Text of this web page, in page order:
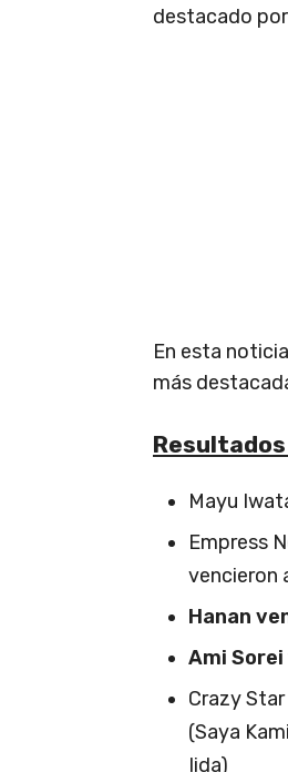
destacado
En esta
más
Mayu
Empress
vencieron
Hanan
Ami Sorei
Crazy
(Saya
Iida)